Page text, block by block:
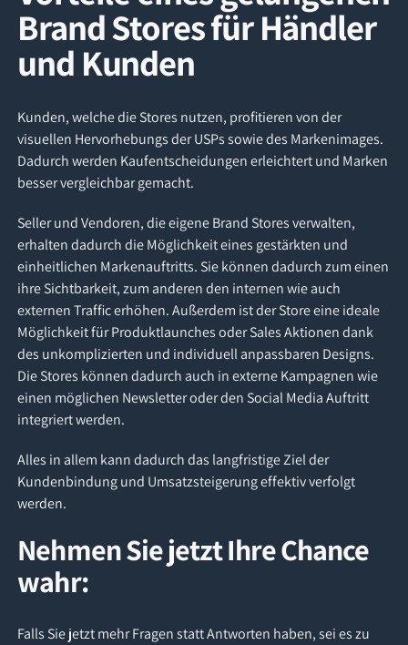
Brand Stores für Händler
und Kunden
Kunden, welche die Stores nutzen, profitieren von der
visuellen Hervorhebungs der USPs sowie des Markenimages.
Dadurch werden Kaufentscheidungen erleichtert und Marken
besser vergleichbar gemacht.
Seller und Vendoren, die eigene Brand Stores verwalten,
erhalten dadurch die Möglichkeit eines gestärkten und
einheitlichen Markenauftritts. Sie können dadurch zum einen
ihre Sichtbarkeit, zum anderen den internen wie auch
externen Traffic erhöhen. Außerdem ist der Store eine ideale
Möglichkeit für Produktlaunches oder Sales Aktionen dank
des unkomplizierten und individuell anpassbaren Designs.
Die Stores können dadurch auch in externe Kampagnen wie
einen möglichen Newsletter oder den Social Media Auftritt
integriert werden.
Alles in allem kann dadurch das langfristige Ziel der
Kundenbindung und Umsatzsteigerung effektiv verfolgt
werden.
Nehmen Sie jetzt Ihre Chance
wahr:
Falls Sie jetzt mehr Fragen statt Antworten haben, sei es zu